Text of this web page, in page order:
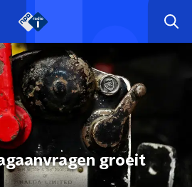
groeit